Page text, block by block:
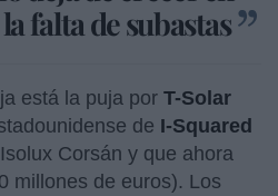
falta de subastas
está la puja por T-Solar
de I-Squared
Corsán y que ahora
millones de euros). Los